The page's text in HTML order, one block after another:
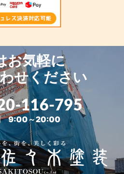
お気軽に
せください
116-795
9:00～20:00